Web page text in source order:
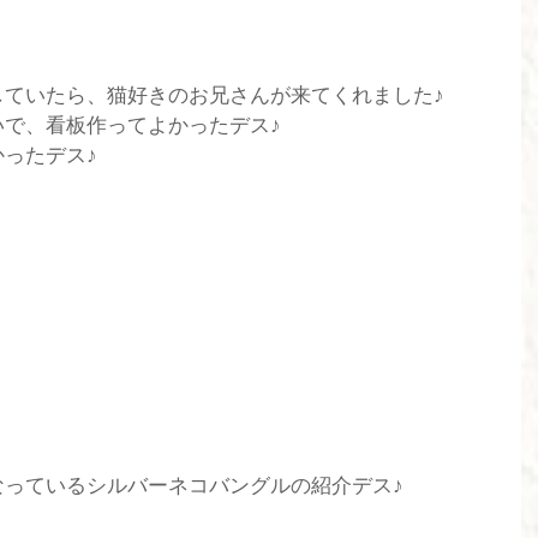
いたら、猫好きのお兄さんが来てくれました♪
、看板作ってよかったデス♪
たデス♪
ているシルバーネコバングルの紹介デス♪